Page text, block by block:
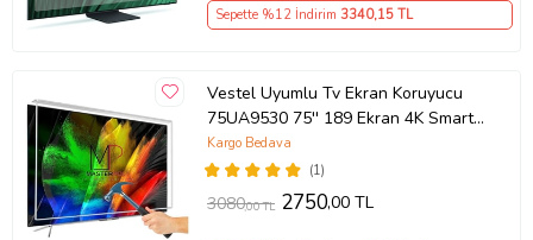
Sepette %12 İndirim 3340,15 TL
Vestel Uyumlu Tv Ekran Koruyucu
75UA9530 75'' 189 Ekran 4K Smart
Android TV
(1)
Kargo Bedava
3080,00 TL 2750,00 TL